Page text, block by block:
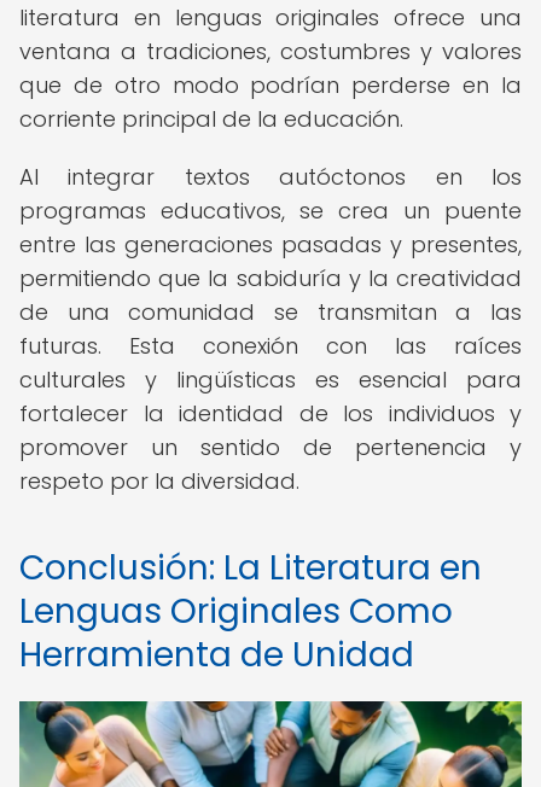
literatura en lenguas originales ofrece una
ventana a tradiciones, costumbres y valores
que de otro modo podrían perderse en la
corriente principal de la educación.
Al integrar textos autóctonos en los
programas educativos, se crea un puente
entre las generaciones pasadas y presentes,
permitiendo que la sabiduría y la creatividad
de una comunidad se transmitan a las
futuras. Esta conexión con las raíces
culturales y lingüísticas es esencial para
fortalecer la identidad de los individuos y
promover un sentido de pertenencia y
respeto por la diversidad.
Conclusión: La Literatura en
Lenguas Originales Como
Herramienta de Unidad